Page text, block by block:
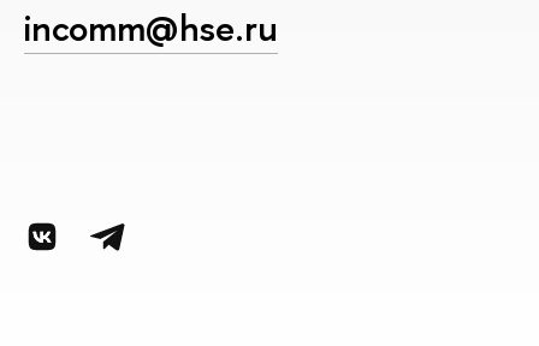
incomm@hse.ru